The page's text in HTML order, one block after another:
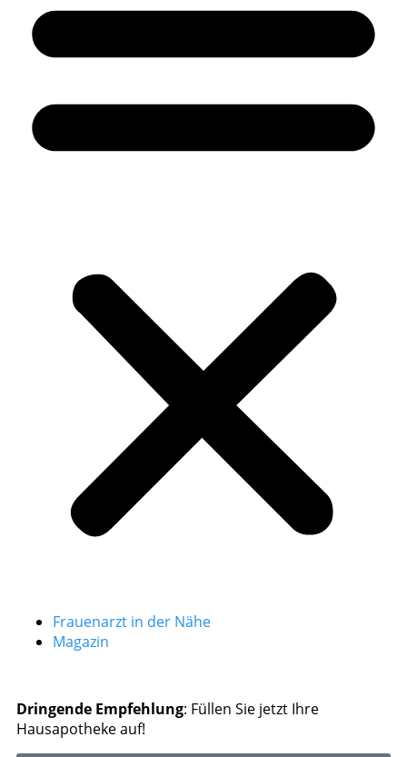
Frauenarzt in der Nähe
Magazin
Dringende Empfehlung: Füllen Sie jetzt Ihre
Hausapotheke auf!